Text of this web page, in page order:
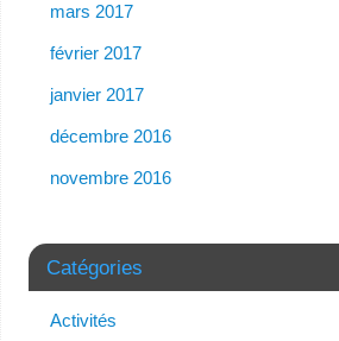
mars 2017
février 2017
janvier 2017
décembre 2016
novembre 2016
Catégories
Activités